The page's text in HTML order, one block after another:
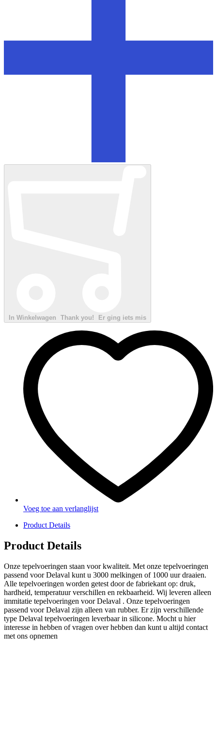
In Winkelwagen Thank you! Er ging iets mis
Voeg toe aan verlanglijst
Product Details
Product Details
Onze tepelvoeringen staan voor kwaliteit. Met onze tepelvoeringen
passend voor Delaval kunt u 3000 melkingen of 1000 uur draaien.
Alle tepelvoeringen worden getest door de fabriekant op: druk,
hardheid, temperatuur verschillen en rekbaarheid. Wij leveren alleen
immitatie tepelvoeringen voor Delaval . Onze tepelvoeringen
passend voor Delaval zijn alleen van rubber. Er zijn verschillende
type Delaval tepelvoeringen leverbaar in silicone. Mocht u hier
interesse in hebben of vragen over hebben dan kunt u altijd contact
met ons opnemen